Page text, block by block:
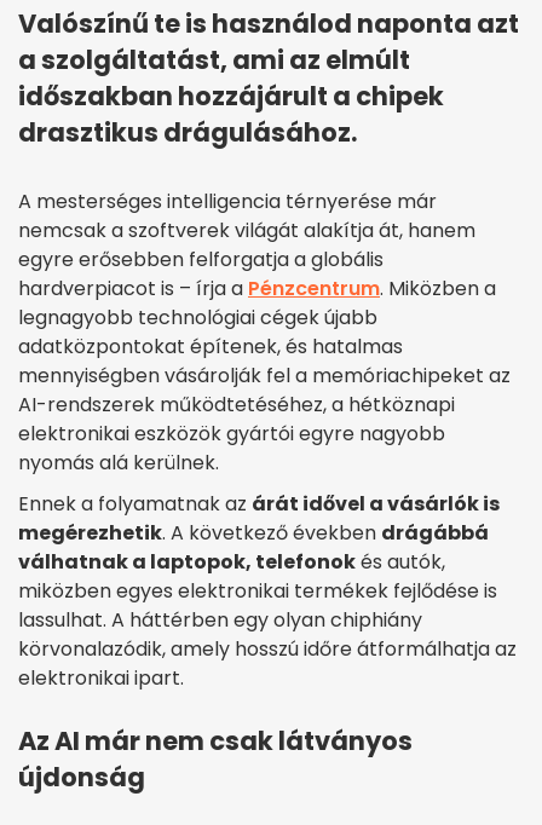
Valószínű te is használod naponta azt
a szolgáltatást, ami az elmúlt
időszakban hozzájárult a chipek
drasztikus drágulásához.
A mesterséges intelligencia térnyerése már
nemcsak a szoftverek világát alakítja át, hanem
egyre erősebben felforgatja a globális
hardverpiacot is – írja a Pénzcentrum. Miközben a
legnagyobb technológiai cégek újabb
adatközpontokat építenek, és hatalmas
mennyiségben vásárolják fel a memóriachipeket az
AI-rendszerek működtetéséhez, a hétköznapi
elektronikai eszközök gyártói egyre nagyobb
nyomás alá kerülnek.
Ennek a folyamatnak az árát idővel a vásárlók is
megérezhetik. A következő években drágábbá
válhatnak a laptopok, telefonokés autók,
miközben egyes elektronikai termékek fejlődése is
lassulhat. A háttérben egy olyan chiphiány
körvonalazódik, amely hosszú időre átformálhatja az
elektronikai ipart.
Az AI már nem csak látványos
újdonság